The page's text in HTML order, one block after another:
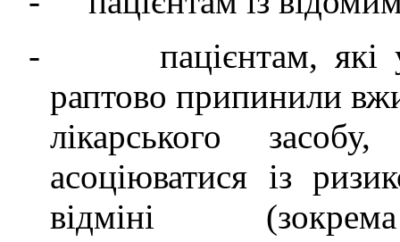
-
пацієнтам,
раптово припинили
лікарського
асоціюватися із
відміні